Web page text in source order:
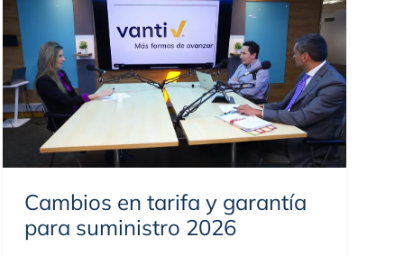
Cambios en tarifa y garantía
para suministro 2026